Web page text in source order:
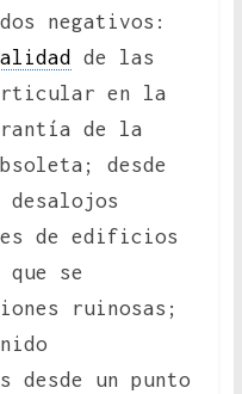
negativos:
de las
en la
de la
desde
desalojos
de edificios
se
ruinosas;
desde un punto